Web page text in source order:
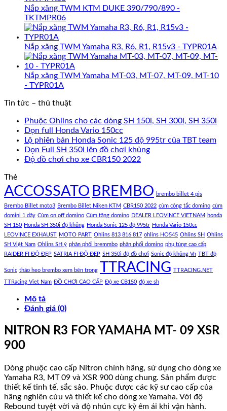
Nắp xăng TWM KTM DUKE 390/790/890 -
TKTMPR06
Nắp xăng TWM Yamaha R3, R6, R1, R15v3 - TYPR01A
Nắp xăng TWM Yamaha MT-03, MT-07, MT-09, MT-10
- TYPR01A
Tin tức – thủ thuật
Phuộc Ohlins cho các dòng SH 150i, SH 300i, SH 350i
Dọn full Honda Vario 150cc
Lộ phiên bản Honda Sonic 125 độ 995tr của TBT team
Dọn Full SH 350i lên đồ chơi khủng
Độ đồ chơi cho xe CBR150 2022
Thẻ
ACCOSSATO BREMBO brembo billet 4 pis
Brembo Billet moto3 Brembo Billet Niken KTM CBR150 2022 cùm công tắc domino cùm
domini 1 dây Cùm on off domino Cùm tăng domino DEALER LEOVINCE VIETNAM honda
SH 150 Honda SH 350i độ khủng Honda Sonic 125 độ 995tr Honda Vario 150cc
LEOVINCE EXHAUST MOTO PART Ohlins 813 816 817 ohlins HO545 Ohlins SH Ohlins
SH Việt Nam Ohlins SH ý phân phối bremmbo phân phối domino phụ tùng cao cấp
RAIDER FI ĐỘ ĐẸP SATRIA FI ĐỘ ĐẸP SH 350i độ đồ chơi Sonic độ khủng Vn TBT độ
Sonic tháo heo brembo xem bên trong TTRACING TTRACING.NET
TTRacing Viet Nam ĐỒ CHƠI CAO CẤP Độ xe CB150 độ xe sh
Mô tả
Đánh giá (0)
NITRON R3 FOR YAMAHA MT- 09 XSR
900
Dòng phuộc cao cấp Nitron chính hãng, sử dụng cho dòng xe
Yamaha R3, MT 09 và XSR 900 dùng chung. Sản phẩm được
thiết kế tinh tế, sắc sảo. Phuộc được các kỹ sư cao cấp của
hãng nghiên cứu và thiết kế cho dòng xe Yamaha. Với độ
Rebound tuyệt vời và độ nhún cực kỳ êm ái khi vận hành.